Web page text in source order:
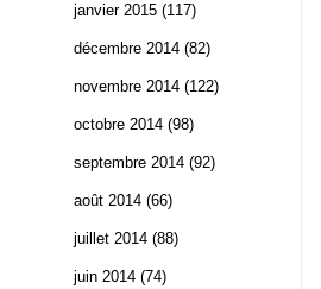
janvier 2015 (117)
décembre 2014 (82)
novembre 2014 (122)
octobre 2014 (98)
septembre 2014 (92)
août 2014 (66)
juillet 2014 (88)
juin 2014 (74)